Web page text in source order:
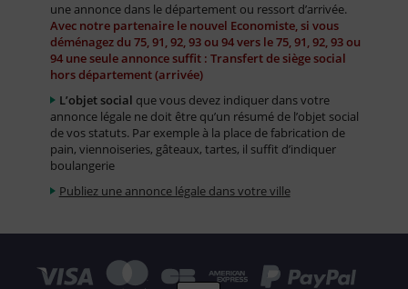
une annonce dans le département ou ressort d’arrivée.
Avec notre partenaire le nouvel Economiste, si vous
déménagez du 75, 91, 92, 93 ou 94 vers le 75, 91, 92, 93 ou
94 une seule annonce suffit : Transfert de siège social
hors département (arrivée)
L’objet social que vous devez indiquer dans votre
annonce légale ne doit être qu’un résumé de l’objet social
de vos statuts. Par exemple à la place de fabrication de
pain, viennoiseries, gâteaux, tartes, il suffit d’indiquer
boulangerie
Publiez une annonce légale dans votre ville